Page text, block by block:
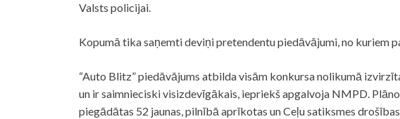
Valsts policijai.
Kopumā tika saņemti deviņi pretendentu piedāvājumi, no kuriem
“Auto Blitz” piedāvājums atbilda visām konkursa nolikumā
un ir saimnieciski visizdevīgākais, iepriekš apgalvoja NMPD.
piegādātas 52 jaunas, pilnībā aprīkotas un Ceļu satiksmes